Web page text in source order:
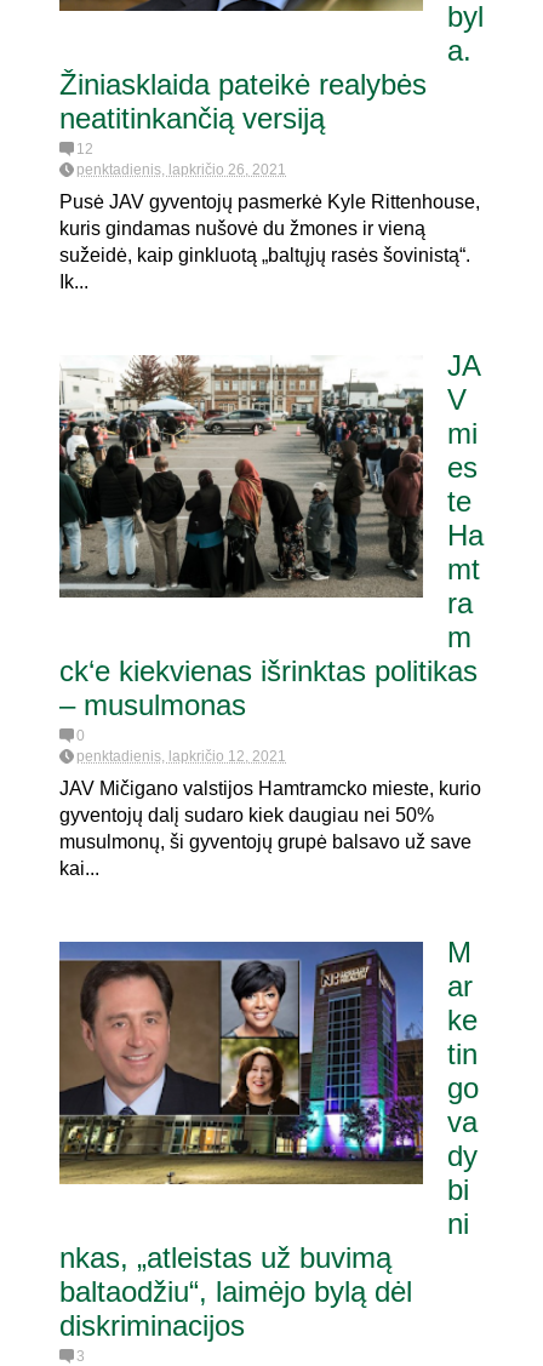
byl
a.
Žiniasklaida pateikė realybės
neatitinkančią versiją
12
penktadienis, lapkričio 26, 2021
Pusė JAV gyventojų pasmerkė Kyle Rittenhouse,
kuris gindamas nušovė du žmones ir vieną
sužeidė, kaip ginkluotą „baltųjų rasės šovinistą“.
Ik...
JA
V
mi
es
te
Ha
mt
ra
m
ck‘e kiekvienas išrinktas politikas
– musulmonas
0
penktadienis, lapkričio 12, 2021
JAV Mičigano valstijos Hamtramcko mieste, kurio
gyventojų dalį sudaro kiek daugiau nei 50%
musulmonų, ši gyventojų grupė balsavo už save
kai...
M
ar
ke
tin
go
va
dy
bi
ni
nkas, „atleistas už buvimą
baltaodžiu“, laimėjo bylą dėl
diskriminacijos
3